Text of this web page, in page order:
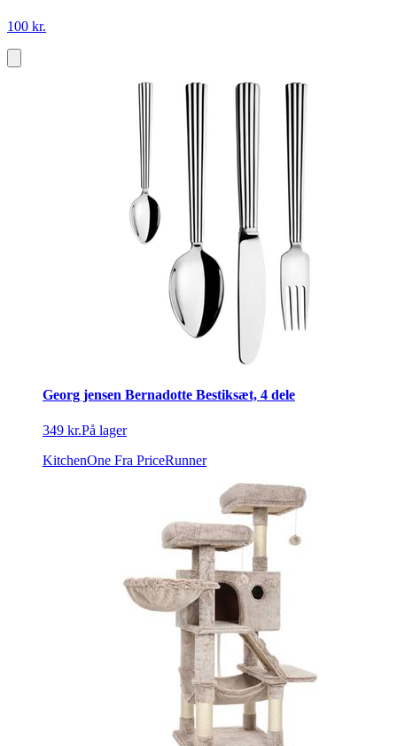
100 kr.
Georg jensen Bernadotte Bestiksæt, 4 dele
349 kr.På lager
KitchenOne Fra PriceRunner